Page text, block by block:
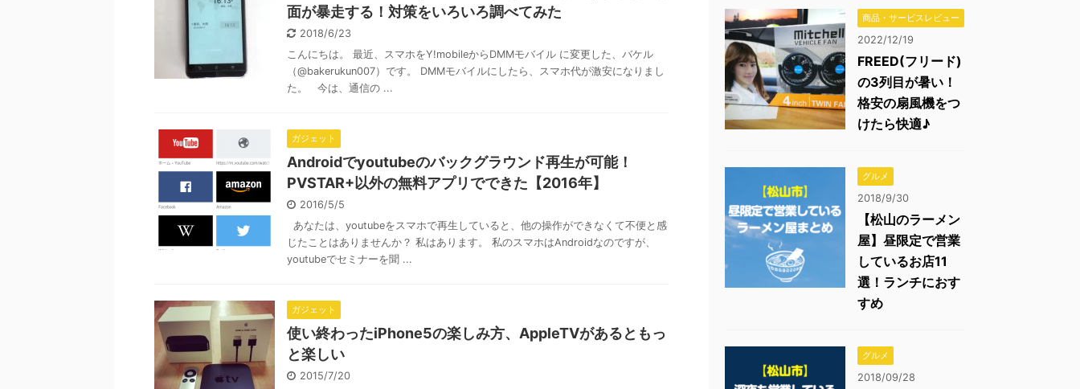
面が暴走する！対策をいろいろ調べてみた
2018/6/23
こんにちは。 最近、スマホをY!mobileからDMMモバイル に変更した、バケル
（@bakerukun007）です。 DMMモバイルにしたら、スマホ代が激安になりまし
た。 今は、通信の ...
ガジェット
Androidでyoutubeのバックグラウンド再生が可能！
PVSTAR+以外の無料アプリでできた【2016年】
2016/5/5
あなたは、youtubeをスマホで再生していると、他の操作ができなくて不便と感
じたことはありませんか？ 私はあります。 私のスマホはAndroidなのですが、
youtubeでセミナーを聞 ...
ガジェット
使い終わったiPhone5の楽しみ方、AppleTVがあるともっ
と楽しい
2015/7/20
商品・サービスレビュー
2022/12/19
FREED(フリード)
の3列目が暑い！
格安の扇風機をつ
けたら快適♪
グルメ
2018/9/30
【松山のラーメン
屋】昼限定で営業
しているお店11
選！ランチにおす
すめ
グルメ
2018/09/28